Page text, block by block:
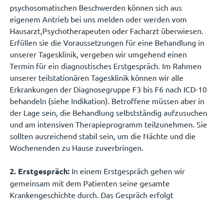
psychosomatischen Beschwerden können sich aus
eigenem Antrieb bei uns melden oder werden vom
Hausarzt,Psychotherapeuten oder Facharzt überwiesen.
Erfüllen sie die Voraussetzungen für eine Behandlung in
unserer Tagesklinik, vergeben wir umgehend einen
Termin für ein diagnostisches Erstgespräch. Im Rahmen
unserer teilstationären Tagesklinik können wir alle
Erkrankungen der Diagnosegruppe F3 bis F6 nach ICD-10
behandeln (siehe Indikation). Betroffene müssen aber in
der Lage sein, die Behandlung selbstständig aufzusuchen
und am intensiven Therapieprogramm teilzunehmen. Sie
sollten ausreichend stabil sein, um die Nächte und die
Wochenenden zu Hause zuverbringen.
2. Erstgespräch: In einem Erstgespräch gehen wir
gemeinsam mit dem Patienten seine gesamte
Krankengeschichte durch. Das Gespräch erfolgt